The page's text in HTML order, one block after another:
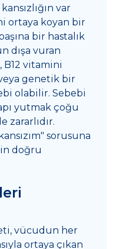
var
ortaya koyan bir
bir hastalık
dışa vuran
vitamini
genetik bir
olabilir. Sebebi
yutmak çoğu
zararlıdır.
sorusuna
doğru
vücudun her
ortaya çıkan